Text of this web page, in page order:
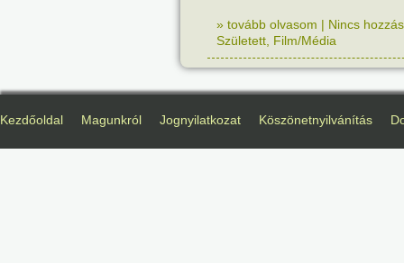
» tovább olvasom | Nincs
Született Film/Média
Kezdőoldal Magunkról Jognyilatkozat Köszönetnyilvánítás